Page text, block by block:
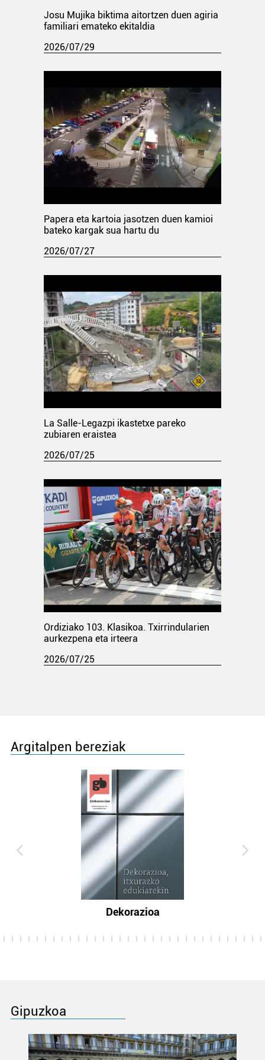
Josu Mujika biktima aitortzen duen agiria
familiari emateko ekitaldia
2026/07/29
Papera eta kartoia jasotzen duen kamioi
bateko kargak sua hartu du
2026/07/27
La Salle-Legazpi ikastetxe pareko
zubiaren eraistea
2026/07/25
Ordiziako 103. Klasikoa. Txirrindularien
aurkezpena eta irteera
2026/07/25
Argitalpen bereziak
Dekorazioa
Gipuzkoa